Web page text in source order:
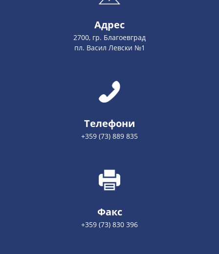
Адрес
2700, гр. Благоевград
пл. Васил Левски №1
Телефони
+359 (73) 889 835
Факс
+359 (73) 830 396